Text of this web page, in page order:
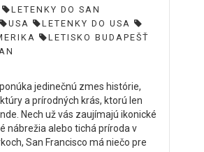
LETENKY DO SAN
USA
LETENKY DO USA
LETISKO BUDAPEŠŤ
jedinečnú zmes histórie,
a prírodných krás, ktorú len
Nech už vás zaujímajú ikonické
nábrežia alebo tichá príroda v
San Francisco má niečo pre